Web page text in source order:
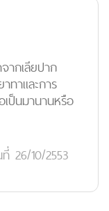
ากเลียปาก
ทาและการ
เป็นมานานหรือ
26/10/2553